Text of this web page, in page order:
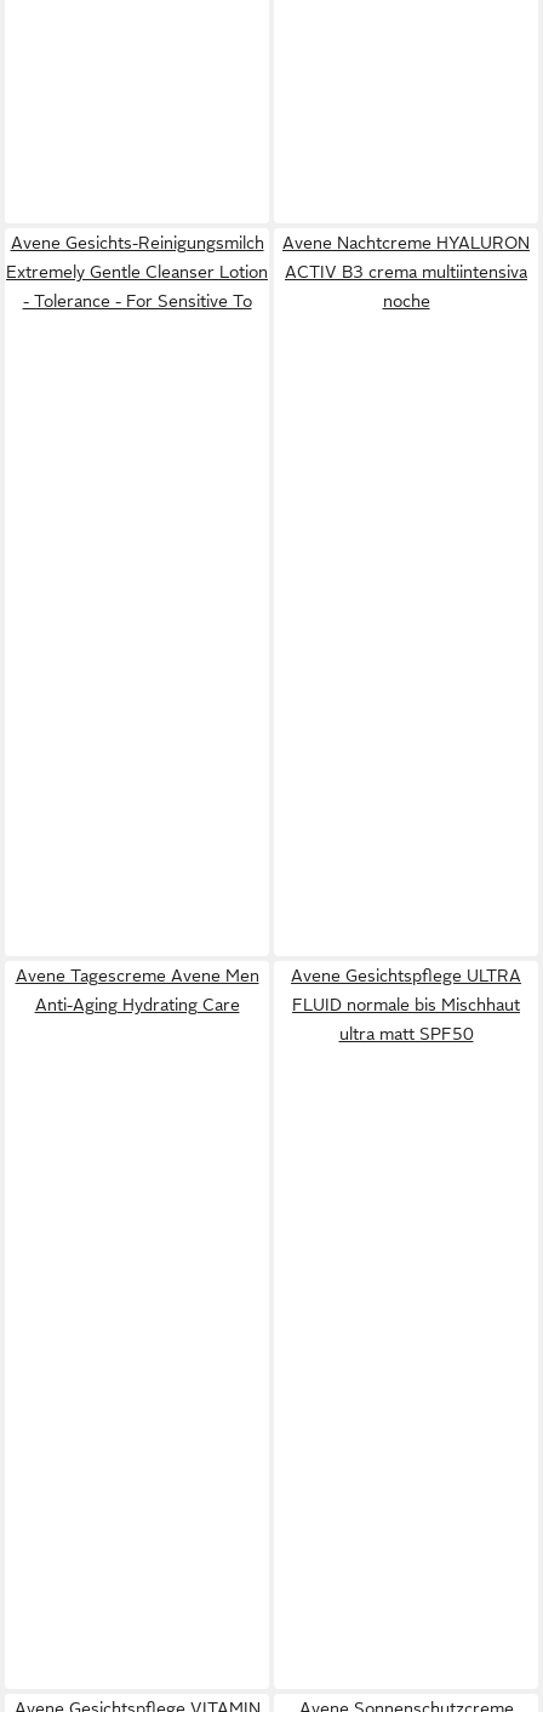
Avene Gesichts-Reinigungsmilch
Extremely Gentle Cleanser Lotion
- Tolerance - For Sensitive To
Avene Nachtcreme HYALURON
ACTIV B3 crema multiintensiva
noche
Avene Tagescreme Avene Men
Anti-Aging Hydrating Care
Avene Gesichtspflege ULTRA
FLUID normale bis Mischhaut
ultra matt SPF50
Avene Gesichtspflege VITAMIN
Avene Sonnenschutzcreme